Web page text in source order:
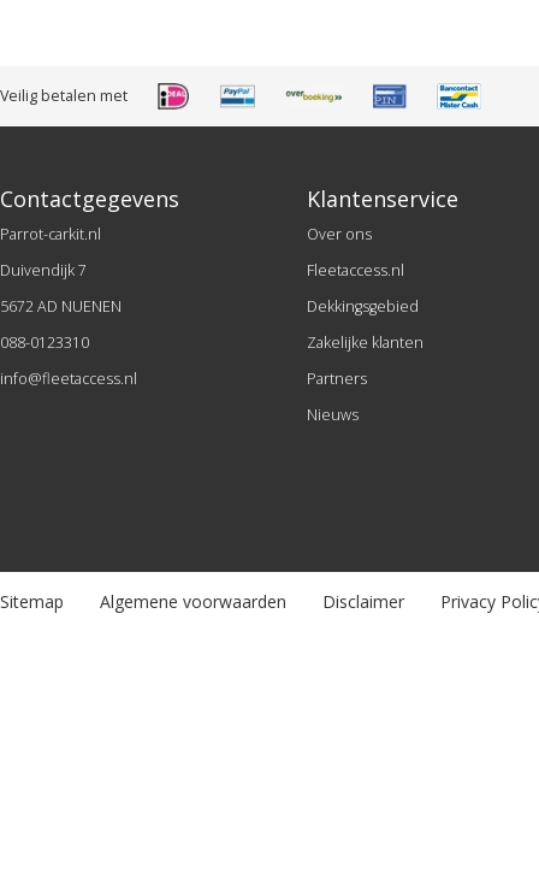
Veilig betalen met
Contactgegevens
Parrot-carkit.nl
Duivendijk 7
5672 AD NUENEN
088-0123310
info@fleetaccess.nl
Klantenservice
Over ons
Fleetaccess.nl
Dekkingsgebied
Zakelijke klanten
Partners
Nieuws
Sitemap Algemene voorwaarden Disclaimer Privacy